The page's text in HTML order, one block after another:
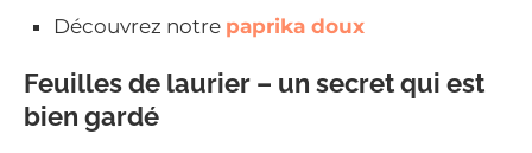
Découvrez notre paprika doux
Feuilles de laurier – un secret qui est
bien gardé